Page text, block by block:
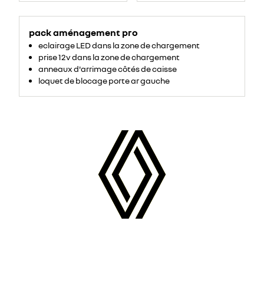
pack aménagement pro
eclairage LED dans la zone de chargement
prise 12v dans la zone de chargement
anneaux d'arrimage côtés de caisse
loquet de blocage porte ar gauche